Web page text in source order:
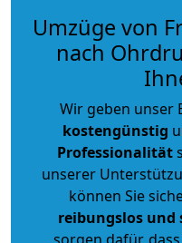
Umzüge von
nach
Wir geben unser
kostengünstig
Professionalität
unserer
können Sie
reibungslos und
sorgen dafür,